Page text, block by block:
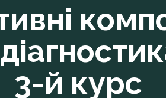
3-й курс